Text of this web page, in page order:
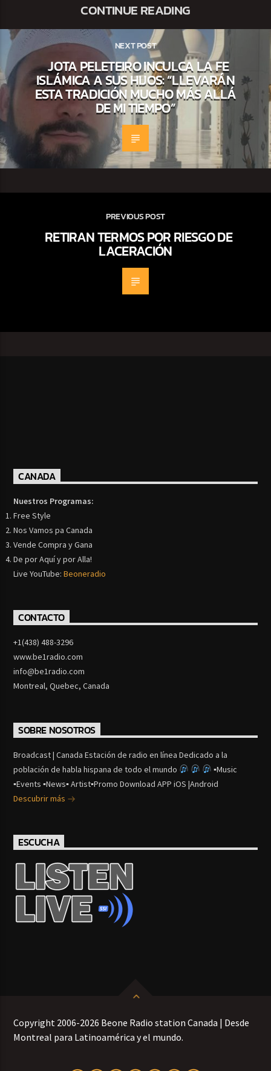
CONTINUE READING
NEXT POST
JOTA PELETEIRO INCULCA LA FE
ISLÁMICA A SUS HIJOS: “LLEVARÁN
ESTA TRADICIÓN MUCHO MÁS ALLÁ
DE MI TIEMPO”
PREVIOUS POST
RETIRAN TERMOS POR RIESGO DE
LACERACIÓN
CANADA
Nuestros Programas:
Free Style
Nos Vamos pa Canada
Vende Compra y Gana
De por Aquí y por Alla!
Live YouTube:Beoneradio
CONTACTO
+1(438) 488-3296
www.be1radio.com
info@be1radio.com
Montreal, Quebec, Canada
SOBRE NOSOTROS
Broadcast | Canada Estación de radio en línea Dedicado a la
población de habla hispana de todo el mundo
▪Music
▪Events ▪News▪ Artist▪Promo Download APP iOS |Android
Descubrir más
ESCUCHA
Copyright 2006-2026 Beone Radio station Canada | Desde
Montreal para Latinoamérica y el mundo.